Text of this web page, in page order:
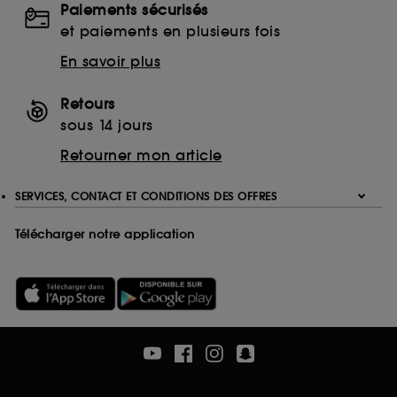
Ethanolamine (ETA)
Monoethanolamine (MEA)
Triethanolamine (TEA)
Ethylenediaminetetraacetic Acid
Disodium EDTA
Tetrasodium EDTA
Paiements sécurisés
et paiements en plusieurs fois
En savoir plus
Retours
sous 14 jours
Retourner mon article
SERVICES, CONTACT ET CONDITIONS DES OFFRES
Télécharger notre application